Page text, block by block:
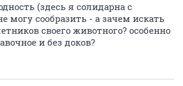
(здесь я солидарна с
могу сообразить - а зачем искать
своего животного? особенно
и без доков?